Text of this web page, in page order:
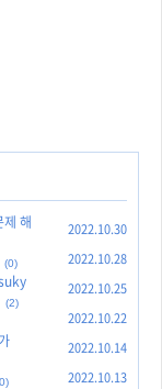
해
2022.10.30
(0) 2022.10.28
(2)
2022.10.25
2022.10.22
2022.10.14
2022.10.13